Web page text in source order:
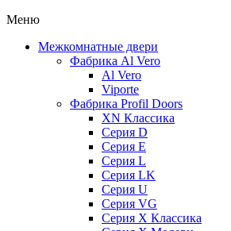
Меню
Межкомнатные двери
Фабрика Al Vero
Al Vero
Viporte
Фабрика Profil Doors
XN Классика
Серия D
Серия E
Серия L
Серия LK
Серия U
Серия VG
Серия X Классика